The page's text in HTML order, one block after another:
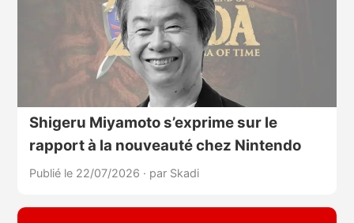
Shigeru Miyamoto s’exprime sur le
rapport à la nouveauté chez Nintendo
Publié le 22/07/2026 · par Skadi